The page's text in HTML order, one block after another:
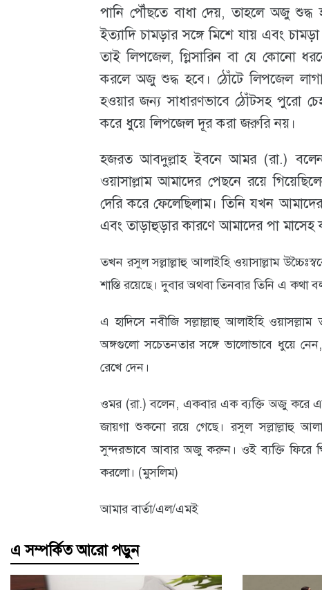
পানি পৌঁছতে বাধা দেয়, তাহলে অজু শুদ্ধ
ইত্যাদি চামড়ার সঙ্গে মিশে যায় এবং
তাই লিপজেল, গ্লিসারিন বা যে কোনো
করলে অজু শুদ্ধ হবে। ঠোঁটে লিপজেল
হওয়ার জন্য সাধারণভাবে ঠোঁটসহ পুরো
করে ধুয়ে লিপজেল দূর করা জরুরি নয়।
হজরত আবদুল্লাহ ইবনে আমর (রা.)
ওয়াসাল্লাম আমাদের পেছনে রয়ে
দেরি করে ফেলেছিলাম। তিনি যখন
এবং তাড়াহুড়ার কারণে আমাদের পা মাসেহ
তখন রসুল সল্লাল্লাহু আলাইহি ওয়াসাল্লাম
শাস্তি রয়েছে। দুবার অথবা তিনবার তিনি এ কথা
এ হাদিসে নবীজি সল্লাল্লাহু আলাইহি
অঙ্গগুলো সচেতনতার সঙ্গে ভালোভাবে ধুয়ে
রেখে দেন।
ওমর (রা.) বলেন, একবার এক ব্যক্তি অজু করে
জায়গা শুকনো রয়ে গেছে। রসুল সল্লাল্লাহু
সুন্দরভাবে আবার অজু করুন। ওই ব্যক্তি
করলো। (মুসলিম)
আমার বার্তা/এল/এমই
এ সম্পর্কিত আরো পড়ুন